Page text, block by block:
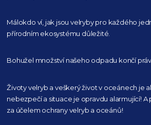
Málokdo ví, jak jsou velryby pro každého
přírodním ekosystému důležité.
Bohužel množství našeho odpadu končí
Životy velryb a veškerý život v oceánech je
nebezpečí a situace je opravdu alarmující! A
za účelem ochrany velryb a oceánů!